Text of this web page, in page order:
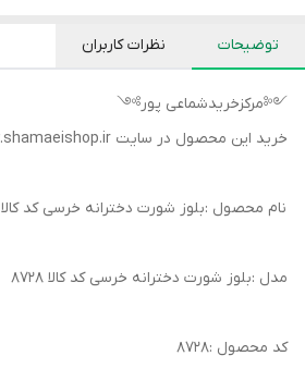
توضیحات نظرات کاربران
༺مرکزخریدشماعی پور༻
خرید این محصول در سایت Www.shamaeishop.ir
نام محصول :بلوز شورت دخترانه خرسی کد کالا ۸۷۲۸
مدل :بلوز شورت دخترانه خرسی کد کالا ۸۷۲۸
کد محصول :۸۷۲۸